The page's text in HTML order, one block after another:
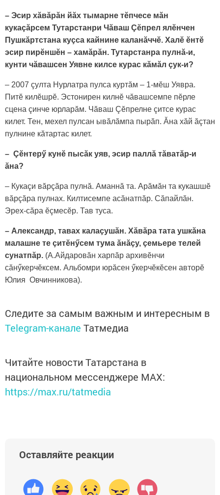
– Эсир хăвăрăн йăх тымарне тӗпчесе мăн
кукаçăрсем Тутарстанри Чăваш Çӗпрел ялӗнчен
Пушкăртстана куçса кайнине каланăччӗ. Халӗ ӗнтӗ
эсир пирӗншӗн – хамăрăн. Тутарстанра пулнă-и,
кунти чăвашсен Уявне килсе курас кăмăл çук-и?
– 2007 çулта Нурлатра пулса куртăм – 1-мӗш Уявра.
Питӗ килӗшрӗ. Эстонирен килнӗ чăвашсемпе пӗрле
сцена çинче юрларăм. Чăваш Çӗпрелне çитсе курас
килет. Тен, мехел пулсан ывăлăмпа пырăп. Ăна хăй ăçтан
пулнине кăтартас килет.
– Çӗнтерӳ кунӗ пысăк уяв, эсир паллă тăватăр-и
ăна?
– Кукаçи вăрçăра пулнă. Аманнă та. Арăмăн та кукашшӗ
вăрçăра пулнах. Килтисемпе асăнатпăр. Сăпайлăн.
Эреx-сăра ӗçмесӗр. Тав туса.
– Александр, тавах калаçушăн. Хăвăра тата ушкăна
малашне те çитӗнӳсем тума ăнăçу, çемьере телей
сунатпăр. (А.Айдаровăн харпăр архивӗнчи
сăнӳкерчӗксем. Альбомри юрăсен ӳкерчӗкӗсен авторӗ
Юлия Овчинникова).
Следите за самым важным и интересным в
Telegram-канале Татмедиа
Читайте новости Татарстана в
национальном мессенджере MАХ:
https://max.ru/tatmedia
Оставляйте реакции